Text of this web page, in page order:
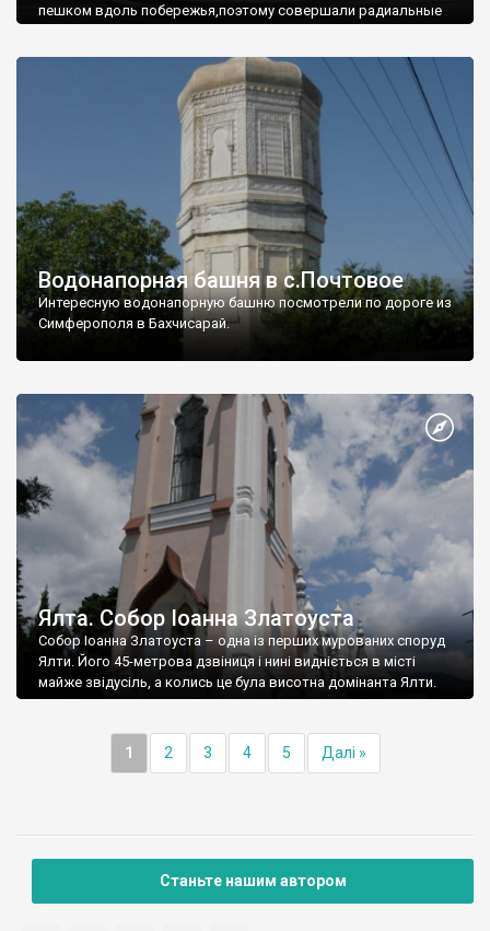
пешком вдоль побережья,поэтому совершали радиальные
Водонапорная башня в с.Почтовое
Интересную водонапорную башню посмотрели по дороге из
Симферополя в Бахчисарай.
Ялта. Собор Іоанна Златоуста
Собор Іоанна Златоуста – одна із перших мурованих споруд
Ялти. Його 45-метрова дзвіниця і нині видніється в місті
майже звідусіль, а колись це була висотна домінанта Ялти.
1 2 3 4 5 Далі »
Станьте нашим автором